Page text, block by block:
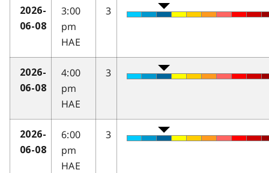
2026-
06-08
3:00
pm
HAE
3
2026-
06-08
4:00
pm
HAE
3
2026-
06-08
6:00
pm
HAE
3